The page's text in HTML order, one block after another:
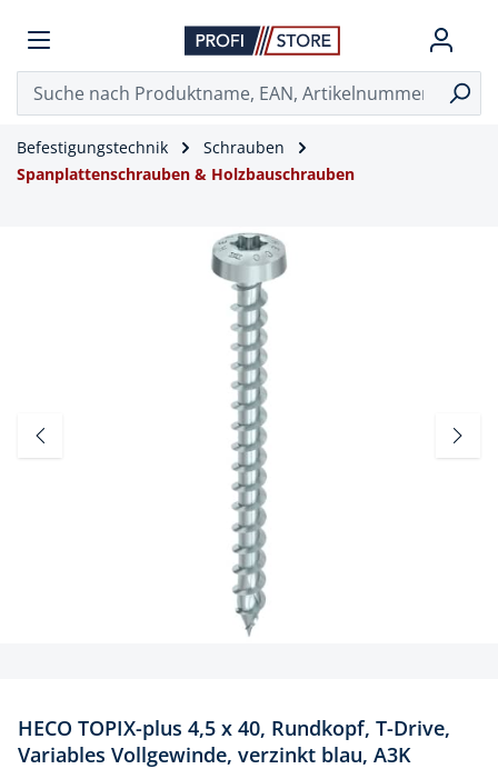
Befestigungstechnik
Schrauben
Spanplattenschrauben & Holzbauschrauben
HECO TOPIX-plus 4,5 x 40, Rundkopf, T-Drive,
Variables Vollgewinde, verzinkt blau, A3K